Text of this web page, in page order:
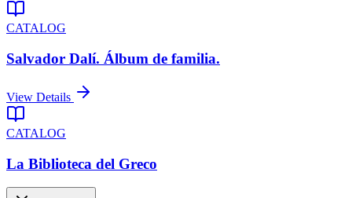
CATALOG
Salvador Dalí. Álbum de familia.
View Details
CATALOG
La Biblioteca del Greco